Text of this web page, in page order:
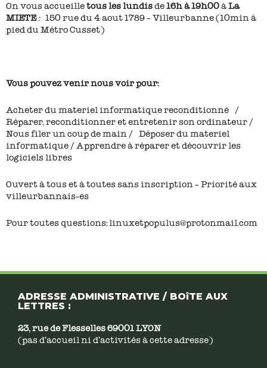
On vous accueilletous les lundisde16h à 19h00àLa
MIETE: 150 rue du 4 aout 1789 – Villeurbanne (10min à
pied du Métro Cusset)
Vous pouvez venir nous voir pour:
Acheter du materiel informatique reconditionné /
Réparer, reconditionner et entretenir son ordinateur /
Nous filer un coup de main / Déposer du materiel
informatique / Apprendre à réparer et découvrir les
logiciels libres
Ouvert à tous et à toutes sans inscription – Priorité aux
villeurbannais-es
Pour toutes questions: linuxetpopulus@protonmail.com
ADRESSE ADMINISTRATIVE / BOîTE AUX
LETTRES :
23, rue de Flesselles 69001 LYON
(pas d’accueil ni d’activités à cette adresse)